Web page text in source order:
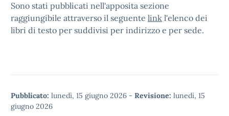
Sono stati pubblicati nell'apposita sezione
raggiungibile attraverso il seguente link l'elenco dei
libri di testo per suddivisi per indirizzo e per sede.
Pubblicato: lunedì, 15 giugno 2026 - Revisione: lunedì, 15
giugno 2026